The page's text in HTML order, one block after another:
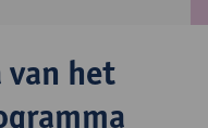
van het